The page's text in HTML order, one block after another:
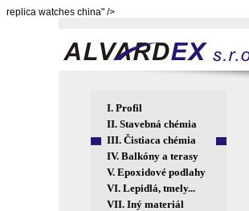
replica watches china" />
I. Profil
II. Stavebná chémia
III. Čistiaca chémia
IV. Balkóny a terasy
V. Epoxidové podlahy
VI. Lepidlá, tmely...
VII. Iný materiál